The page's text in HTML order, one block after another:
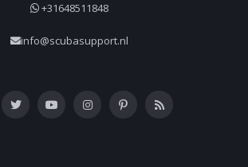
+31648511848
info@scubasupport.nl